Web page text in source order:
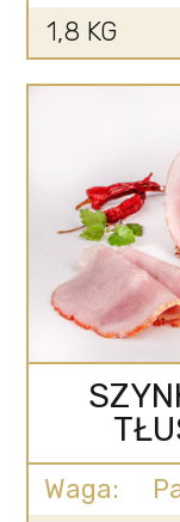
1,8 KG
Waga: